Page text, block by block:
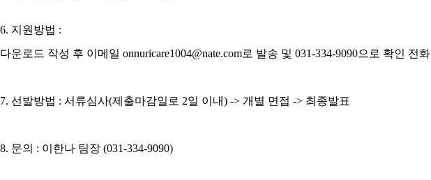
6. 지원방법 :
다운로드 작성 후 이메일 onnuricare1004@nate.com로 발송 및 031-334-9090으로 확인 전화
7. 선발방법 : 서류심사(제출마감일로 2일 이내) -> 개별 면접 -> 최종발표
8. 문의 : 이한나 팀장 (031-334-9090)